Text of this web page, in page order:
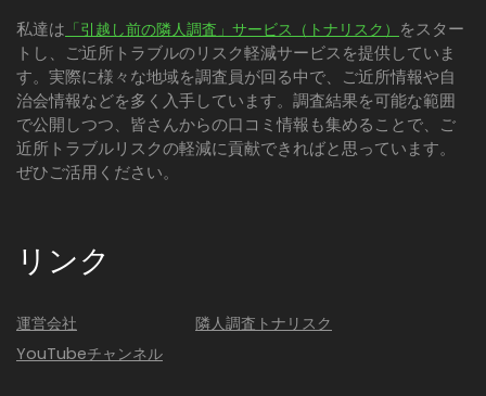
私達は 「引越し前の隣人調査」サービス（トナリスク） をスター
トし、ご近所トラブルのリスク軽減サービスを提供していま
す。実際に様々な地域を調査員が回る中で、ご近所情報や自
治会情報などを多く入手しています。調査結果を可能な範囲
で公開しつつ、皆さんからの口コミ情報も集めることで、ご
近所トラブルリスクの軽減に貢献できればと思っています。
ぜひご活用ください。
リンク
運営会社
YouTubeチャンネル
隣人調査トナリスク